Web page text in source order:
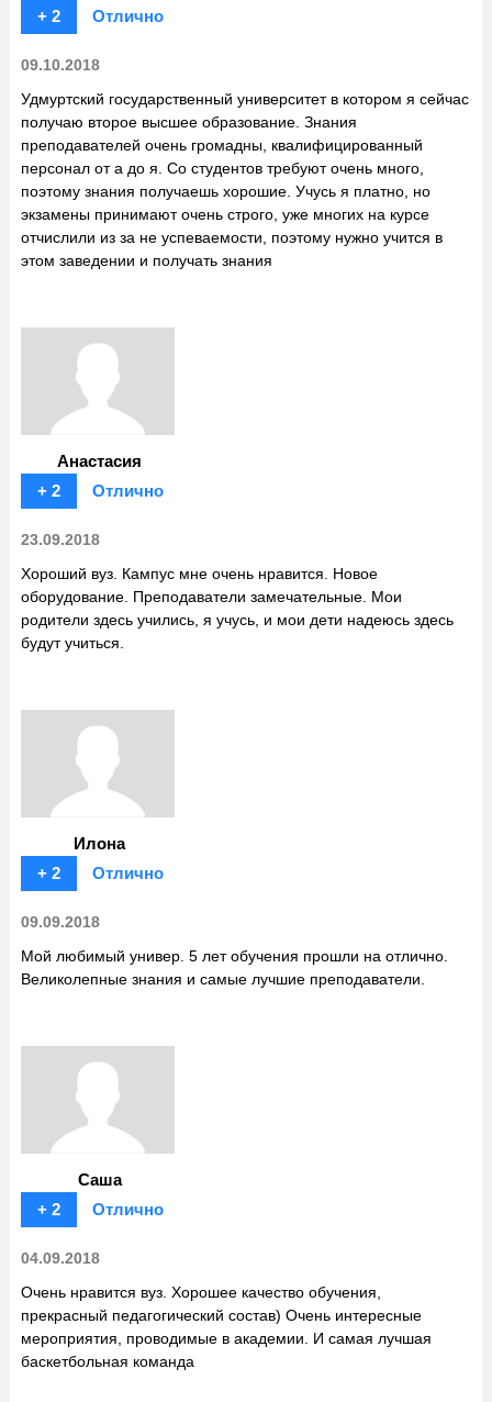
+ 2
Отлично
09.10.2018
Удмуртский государственный университет в котором я сейчас
получаю второе высшее образование. Знания
преподавателей очень громадны, квалифицированный
персонал от а до я. Со студентов требуют очень много,
поэтому знания получаешь хорошие. Учусь я платно, но
экзамены принимают очень строго, уже многих на курсе
отчислили из за не успеваемости, поэтому нужно учится в
этом заведении и получать знания
Анастасия
+ 2
Отлично
23.09.2018
Хороший вуз. Кампус мне очень нравится. Новое
оборудование. Преподаватели замечательные. Мои
родители здесь учились, я учусь, и мои дети надеюсь здесь
будут учиться.
Илона
+ 2
Отлично
09.09.2018
Мой любимый универ. 5 лет обучения прошли на отлично.
Великолепные знания и самые лучшие преподаватели.
Саша
+ 2
Отлично
04.09.2018
Очень нравится вуз. Хорошее качество обучения,
прекрасный педагогический состав) Очень интересные
мероприятия, проводимые в академии. И самая лучшая
баскетбольная команда